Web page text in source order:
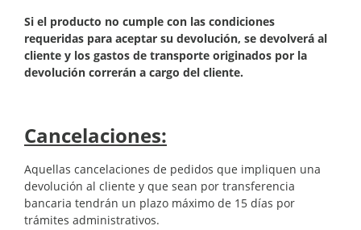
Si el producto no cumple con las condiciones
requeridas para aceptar su devolución, se devolverá al
cliente y los gastos de transporte originados por la
devolución correrán a cargo del cliente.
Cancelaciones:
Aquellas cancelaciones de pedidos que impliquen una
devolución al cliente y que sean por transferencia
bancaria tendrán un plazo máximo de 15 días por
trámites administrativos.